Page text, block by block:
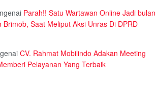
Parah!! Satu Wartawan Online Jadi bulan
Brimob, Saat Meliput Aksi Unras Di DPRD
CV. Rahmat Mobilindo Adakan Meeting
Pelayanan Yang Terbaik